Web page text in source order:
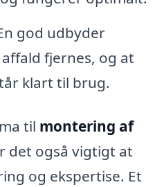
god udbyder
fjernes, og at
klart til brug.
til montering af
det også vigtigt at
og ekspertise. Et